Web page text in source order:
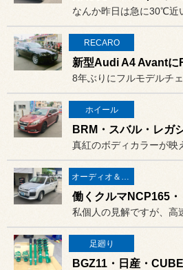
RECARO
新型Audi A4 Avantに
ホイール
オーディオ＆ナビゲーション
足廻り